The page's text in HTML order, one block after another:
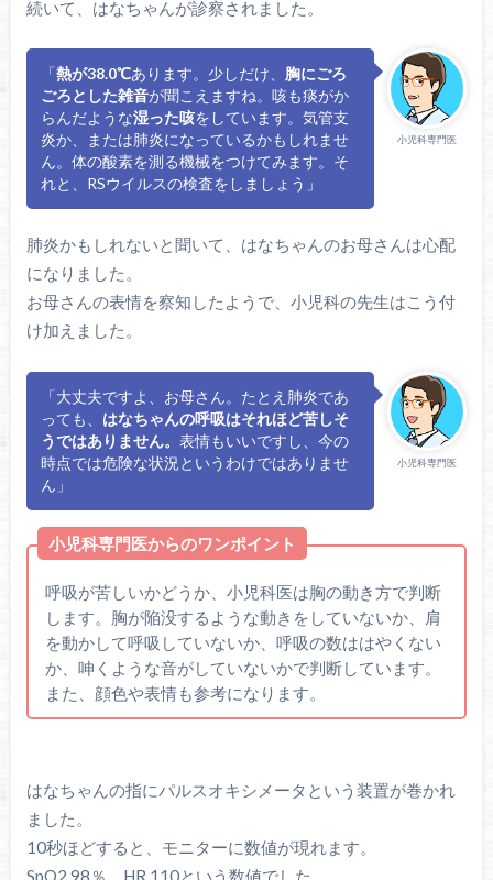
続いて、はなちゃんが診察されました。
小児科専門医
「 熱が38.0℃あります。少しだけ、 胸にごろ
ごろとした雑音が聞こえますね。咳も痰がか
らんだような湿った咳をしています。気管支
炎か、または肺炎になっているかもしれませ
ん。体の酸素を測る機械をつけてみます。そ
れと、RSウイルスの検査をしましょう」
肺炎かもしれないと聞いて、はなちゃんのお母さんは心配
になりました。
お母さんの表情を察知したようで、小児科の先生はこう付
け加えました。
小児科専門医
「大丈夫ですよ、お母さん。たとえ肺炎であ
っても、 はなちゃんの呼吸はそれほど苦しそ
うではありません。 表情もいいですし、今の
時点では危険な状況というわけではありませ
ん」
小児科専門医からのワンポイント
呼吸が苦しいかどうか、小児科医は胸の動き方で判断
します。胸が陥没するような動きをしていないか、肩
を動かして呼吸していないか、呼吸の数ははやくない
か、呻くような音がしていないかで判断しています。
また、顔色や表情も参考になります。
はなちゃんの指にパルスオキシメータという装置が巻かれ
ました。
10秒ほどすると、モニターに数値が現れます。
SpO2 98％、HR 110という数値でした。